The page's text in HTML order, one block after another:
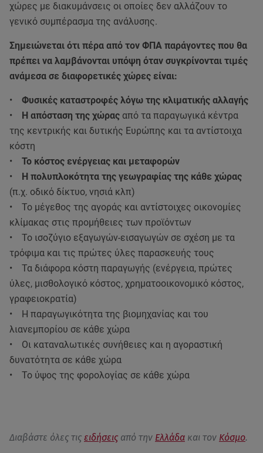
χώρες με διακυμάνσεις οι οποίες δεν αλλάζουν το
γενικό συμπέρασμα της ανάλυσης.
Σημειώνεται ότι πέρα από τον ΦΠΑ παράγοντες που θα
πρέπει να λαμβάνονται υπόψη όταν συγκρίνονται τιμές
ανάμεσα σε διαφορετικές χώρες είναι:
•
Φυσικές καταστροφές λόγω της κλιματικής αλλαγής
•
Η απόσταση της χώρας από τα παραγωγικά κέντρα
της κεντρικής και δυτικής Ευρώπης και τα αντίστοιχα
κόστη
• Το κόστος ενέργειας και μεταφορών
•
Η πολυπλοκότητα της γεωγραφίας της κάθε χώρας
(π.χ. οδικό δίκτυο, νησιά κλπ)
• Το μέγεθος της αγοράς και αντίστοιχες οικονομίες
κλίμακας στις προμήθειες των προϊόντων
• Το ισοζύγιο εξαγωγών-εισαγωγών σε σχέση με τα
τρόφιμα και τις πρώτες ύλες παρασκευής τους
• Τα διάφορα κόστη παραγωγής (ενέργεια, πρώτες
ύλες, μισθολογικό κόστος, χρηματοοικονομικό κόστος,
γραφειοκρατία)
• Η παραγωγικότητα της βιομηχανίας και του
λιανεμπορίου σε κάθε χώρα
• Οι καταναλωτικές συνήθειες και η αγοραστική
δυνατότητα σε κάθε χώρα
• Το ύψος της φορολογίας σε κάθε χώρα
Διαβάστε όλες τις ειδήσεις από την Ελλάδα και τον Κόσμο.